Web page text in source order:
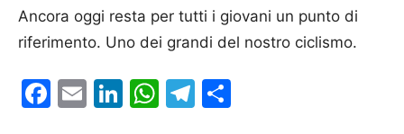
Ancora oggi resta per tutti i giovani un punto di
riferimento. Uno dei grandi del nostro ciclismo.
Facebook
EmailLinkedIn
WhatsApp
Telegram